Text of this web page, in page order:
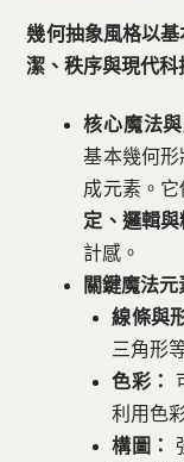
幾何抽象風格以
潔、秩序與現代科
核心魔法與
基本幾何
成元素。它
定、邏輯與
計感。
關鍵魔法元
線條與
三角形
色彩：
利用色
構圖：